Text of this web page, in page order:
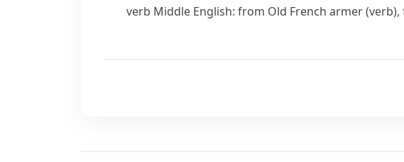
verb Middle English: from Old French armer(verb),